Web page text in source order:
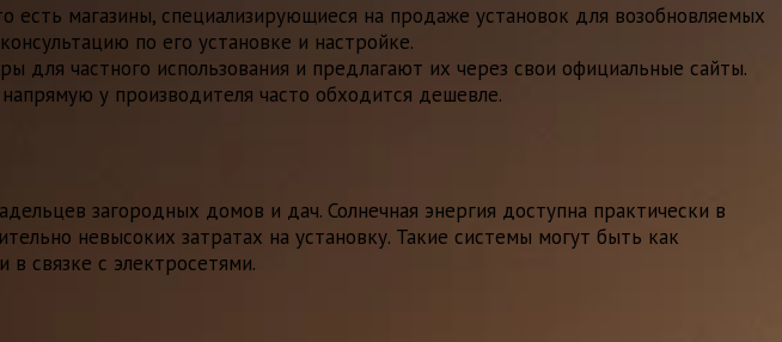
есть магазины, специализирующиеся на продаже установок для возобновляемых
по его установке и настройке.
для частного использования и предлагают их через свои официальные сайты.
у производителя часто обходится дешевле.
загородных домов и дач. Солнечная энергия доступна практически в
невысоких затратах на установку. Такие системы могут быть как
связке с электросетями.